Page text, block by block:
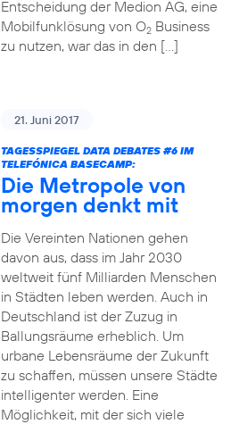
Entscheidung der Medion AG, eine
Mobilfunklösung von O2Business
zu nutzen, war das in den […]
21. Juni 2017
TAGESSPIEGEL DATA DEBATES #6IM
TELEFÓNICA BASECAMP:
Die Metropole von
morgen denkt mit
Die Vereinten Nationen gehen
davon aus, dass im Jahr 2030
weltweit fünf Milliarden Menschen
in Städten leben werden. Auch in
Deutschland ist der Zuzug in
Ballungsräume erheblich. Um
urbane Lebensräume der Zukunft
zu schaffen, müssen unsere Städte
intelligenter werden. Eine
Möglichkeit, mit der sich viele